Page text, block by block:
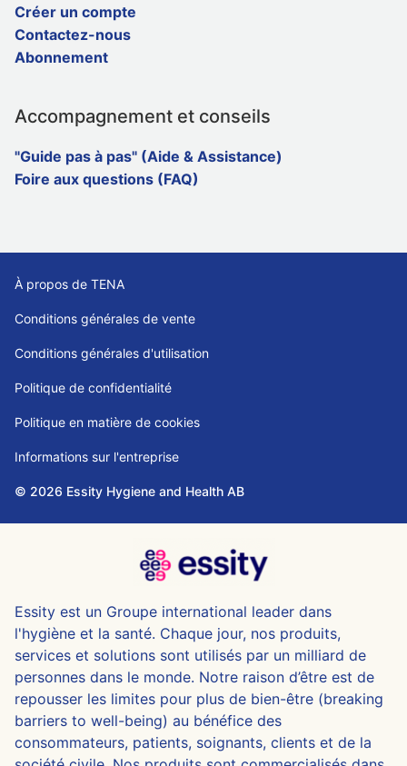
Créer un compte
Contactez-nous
Abonnement
Accompagnement et conseils
"Guide pas à pas" (Aide & Assistance)
Foire aux questions (FAQ)
À propos de TENA
Conditions générales de vente
Conditions générales d'utilisation
Politique de confidentialité
Politique en matière de cookies
Informations sur l'entreprise
© 2026 Essity Hygiene and Health AB
Essity est un Groupe international leader dans
l'hygiène et la santé. Chaque jour, nos produits,
services et solutions sont utilisés par un milliard de
personnes dans le monde. Notre raison d’être est de
repousser les limites pour plus de bien-être (breaking
barriers to well-being) au bénéfice des
consommateurs, patients, soignants, clients et de la